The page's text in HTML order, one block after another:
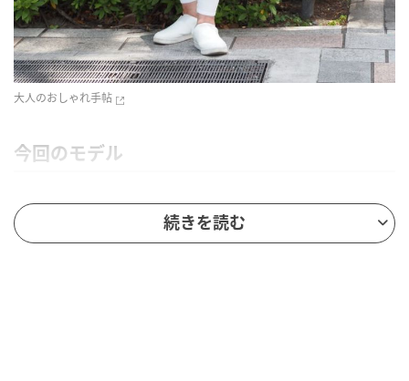
大人のおしゃれ手帖
今回のモデル
主婦
Yumionさん（60代）
続きを読む